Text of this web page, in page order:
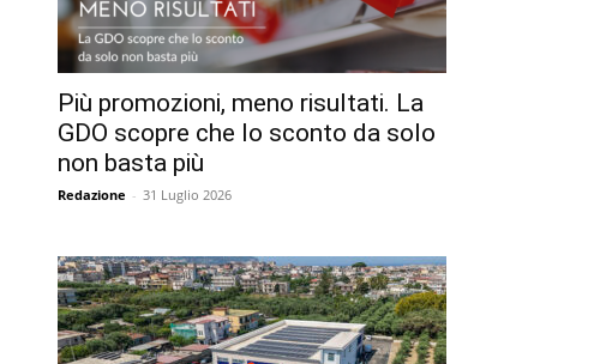
Più promozioni, meno risultati. La
GDO scopre che lo sconto da solo
non basta più
Redazione - 31 Luglio 2026